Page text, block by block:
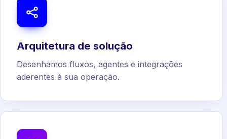
Arquitetura de solução
Desenhamos fluxos, agentes e integrações
aderentes à sua operação.